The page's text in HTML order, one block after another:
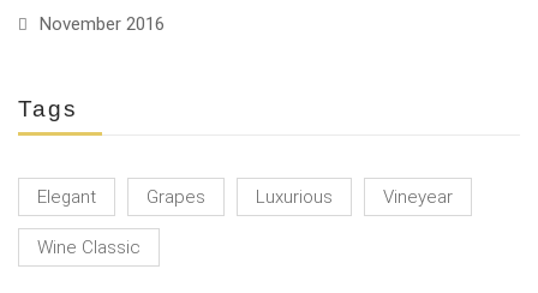
November 2016
Tags
Elegant Grapes Luxurious Vineyear
Wine Classic